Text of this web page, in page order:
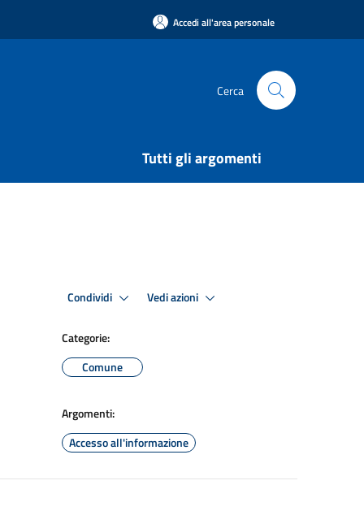
Accedi all'area personale
Cerca
Tutti gli argomenti
Condividi Vedi azioni
Categorie:
Comune
Argomenti:
Accesso all'informazione